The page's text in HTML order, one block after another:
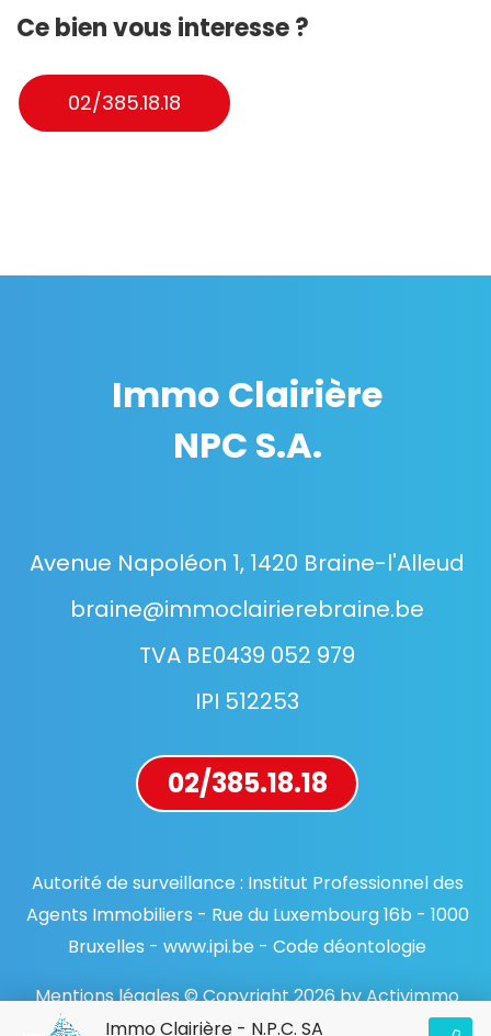
Ce bien vous interesse ?
02/385.18.18
Immo Clairière - N.P.C. SA
Immo Clairière
NPC S.A.
Avenue Napoléon 1, 1420 Braine-l'Alleud
braine@immoclairierebraine.be
TVA BE0439 052 979
IPI 512253
02/385.18.18
Autorité de surveillance : Institut Professionnel des
Agents Immobiliers - Rue du Luxembourg 16b - 1000
Bruxelles - www.ipi.be - Code déontologie
Mentions légales © Copyright 2026 by Activimmo